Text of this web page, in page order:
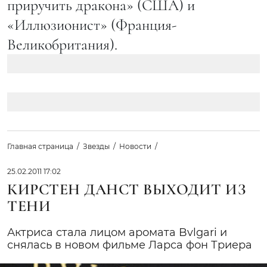
приручить дракона» (США) и
«Иллюзионист» (Франция-
Великобритания).
Главная страница Звезды Новости
25.02.2011 17:02
КИРСТЕН ДАНСТ ВЫХОДИТ ИЗ
ТЕНИ
Актриса стала лицом аромата Bvlgari и
снялась в новом фильме Ларса фон Триера